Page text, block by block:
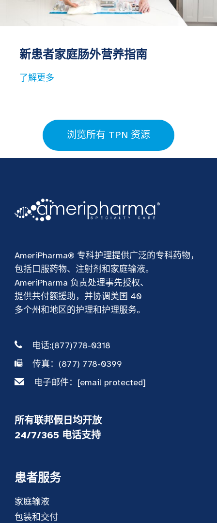
新患者家庭肠外营养指南
了解更多
浏览所有 TPN 资源
AmeriPharma® 专科护理提供广泛的专科药物，
包括口服药物、注射剂和家庭输液。
AmeriPharma 负责处理事先授权、
提供共付额援助，并协调美国 40
多个州和地区的护理和护理服务。
电话:(877)778-0318
传真：(877) 778-0399
电子邮件： [email protected]
所有联邦假日均开放
24/7/365 电话支持
患者服务
家庭输液
包装和交付